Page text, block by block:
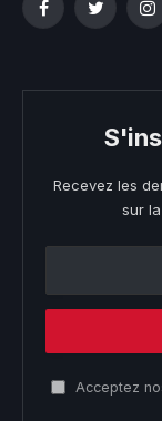
FacebookTwitter
Recevez les
sur
Acceptez